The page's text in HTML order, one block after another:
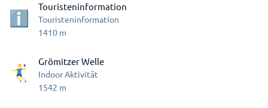
Touristeninformation
Touristeninformation
1410 m
Grömitzer Welle
Indoor Aktivität
1542 m